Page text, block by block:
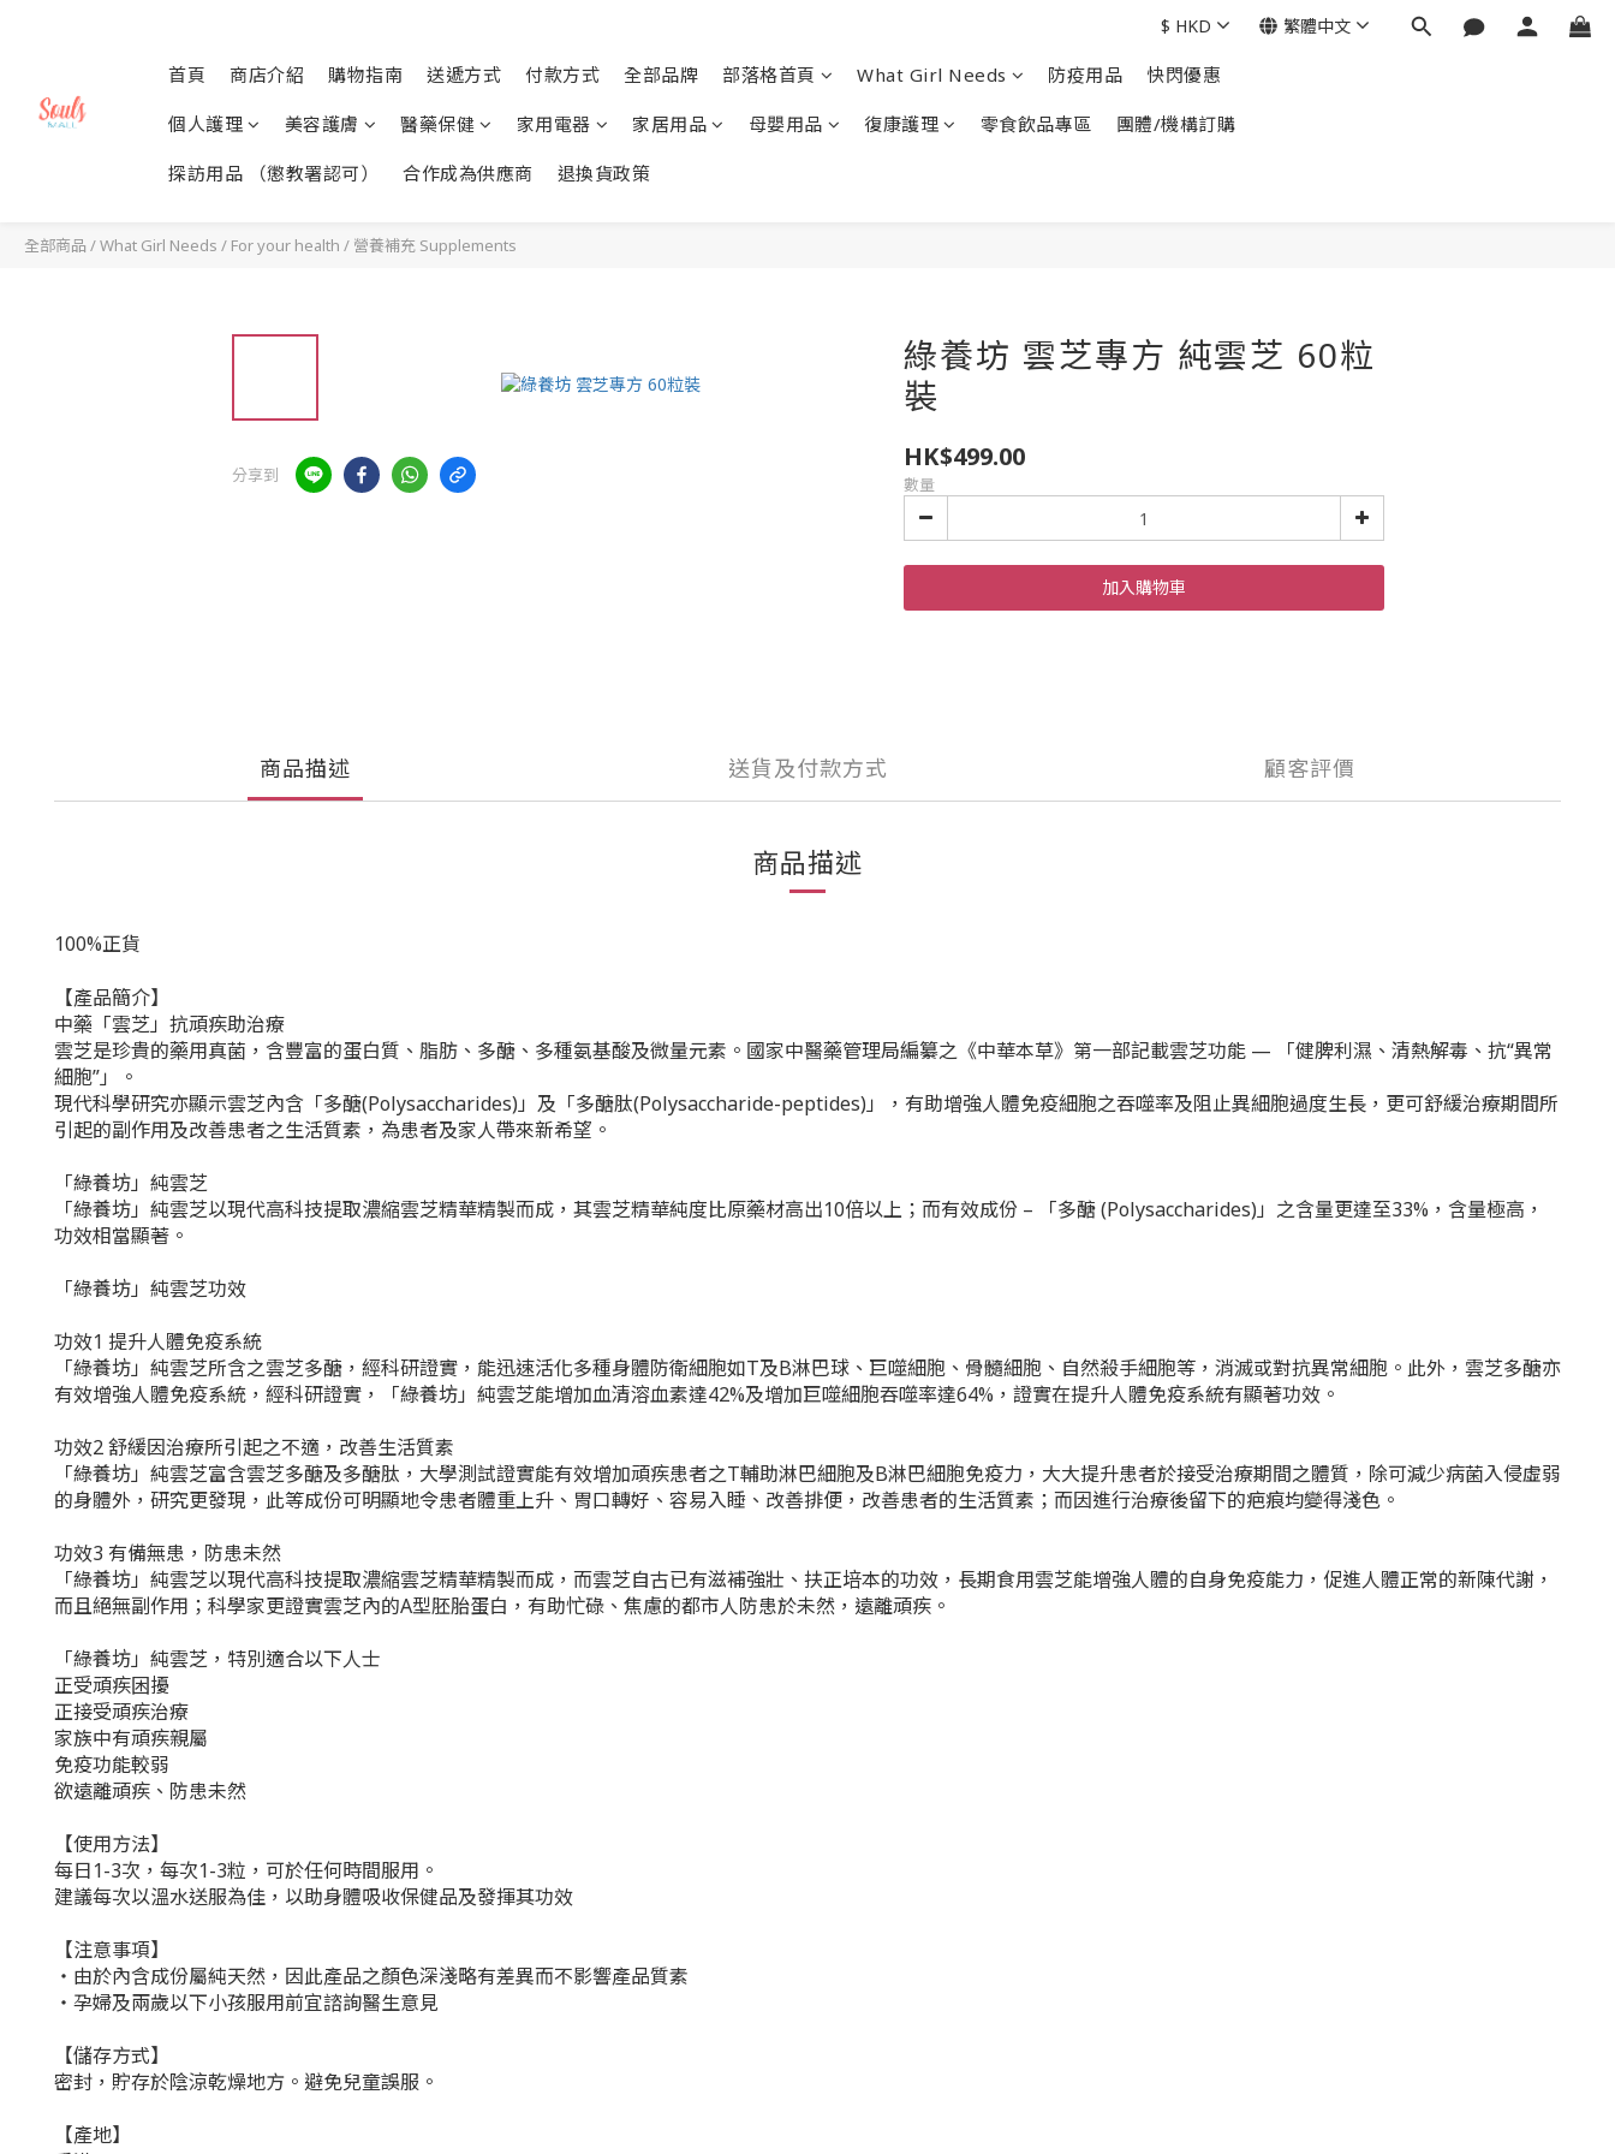
首頁 商店介紹 購物指南 送遞方式 付款方式 全部品牌 部落格首頁 What Girl Needs 防疫用品 快閃優惠
個人護理 美容護膚 醫藥保健 家用電器 家居用品 母嬰用品 復康護理 零食飲品專區 團體/機構訂購
探訪用品 （懲教署認可） 合作成為供應商 退換貨政策
$ HKD 繁體中文
全部商品 /What Girl Needs / For your health / 營養補充 Supplements
分享到
綠養坊 雲芝專方 純雲芝 60粒
裝
HK$499.00
數量
加入購物車
商品描述 送貨及付款方式 顧客評價
商品描述
100%正貨
【產品簡介】
中藥「雲芝」抗頑疾助治療
雲芝是珍貴的藥用真菌，含豐富的蛋白質、脂肪、多醣、多種氨基酸及微量元素。國家中醫藥管理局編纂之《中華本草》第一部記載雲芝功能 — 「健脾利濕、清熱解毒、抗“異常
細胞”」。
現代科學研究亦顯示雲芝內含「多醣(Polysaccharides)」及「多醣肽(Polysaccharide-peptides)」，有助增強人體免疫細胞之吞噬率及阻止異細胞過度生長，更可舒緩治療期間所
引起的副作用及改善患者之生活質素，為患者及家人帶來新希望。
「綠養坊」純雲芝
「綠養坊」純雲芝以現代高科技提取濃縮雲芝精華精製而成，其雲芝精華純度比原藥材高出10倍以上；而有效成份 – 「多醣 (Polysaccharides)」之含量更達至33%，含量極高，
功效相當顯著。
「綠養坊」純雲芝功效
功效1 提升人體免疫系統
「綠養坊」純雲芝所含之雲芝多醣，經科研證實，能迅速活化多種身體防衛細胞如T及B淋巴球、巨噬細胞、骨髓細胞、自然殺手細胞等，消滅或對抗異常細胞。此外，雲芝多醣亦
有效增強人體免疫系統，經科研證實，「綠養坊」純雲芝能增加血清溶血素達42%及增加巨噬細胞吞噬率達64%，證實在提升人體免疫系統有顯著功效。
功效2 舒緩因治療所引起之不適，改善生活質素
「綠養坊」純雲芝富含雲芝多醣及多醣肽，大學測試證實能有效增加頑疾患者之T輔助淋巴細胞及B淋巴細胞免疫力，大大提升患者於接受治療期間之體質，除可減少病菌入侵虛弱
的身體外，研究更發現，此等成份可明顯地令患者體重上升、胃口轉好、容易入睡、改善排便，改善患者的生活質素；而因進行治療後留下的疤痕均變得淺色。
功效3 有備無患，防患未然
「綠養坊」純雲芝以現代高科技提取濃縮雲芝精華精製而成，而雲芝自古已有滋補強壯、扶正培本的功效，長期食用雲芝能增強人體的自身免疫能力，促進人體正常的新陳代謝，
而且絕無副作用；科學家更證實雲芝內的A型胚胎蛋白，有助忙碌、焦慮的都市人防患於未然，遠離頑疾。
「綠養坊」純雲芝，特別適合以下人士
正受頑疾困擾
正接受頑疾治療
家族中有頑疾親屬
免疫功能較弱
欲遠離頑疾、防患未然
【使用方法】
每日1-3次，每次1-3粒，可於任何時間服用。
建議每次以溫水送服為佳，以助身體吸收保健品及發揮其功效
【注意事項】
‧由於內含成份屬純天然，因此產品之顏色深淺略有差異而不影響產品質素
‧孕婦及兩歲以下小孩服用前宜諮詢醫生意見
【儲存方式】
密封，貯存於陰涼乾燥地方。避免兒童誤服。
【產地】